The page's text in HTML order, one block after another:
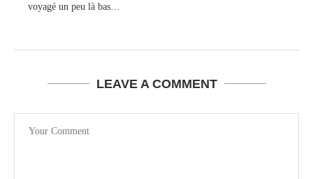
voyagé un peu là bas…
LEAVE A COMMENT